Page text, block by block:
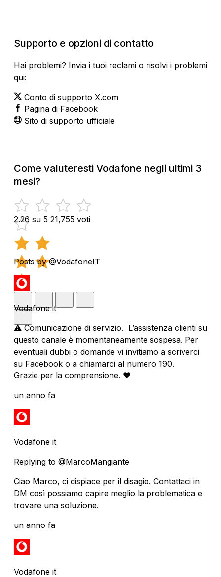
Supporto e opzioni di contatto
Hai problemi? Invia i tuoi reclami o risolvi i problemi
qui:
Conto di supporto X.com
Pagina di Facebook
Sito di supporto ufficiale
Come valuteresti Vodafone negli ultimi 3
mesi?
2.26 su 5 21,755 voti
Posts by @VodafoneIT
Vodafone it
⚠️ Comunicazione di servizio. L’assistenza clienti su
questo canale è momentaneamente sospesa. Per
eventuali dubbi o domande vi invitiamo a scriverci
su Facebook o a chiamarci al numero 190.
Grazie per la comprensione. ❤️
un anno fa
Vodafone it
Replying to @MarcoMangiante
Ciao Marco, ci dispiace per il disagio. Contattaci in
DM così possiamo capire meglio la problematica e
trovare una soluzione.
un anno fa
Vodafone it